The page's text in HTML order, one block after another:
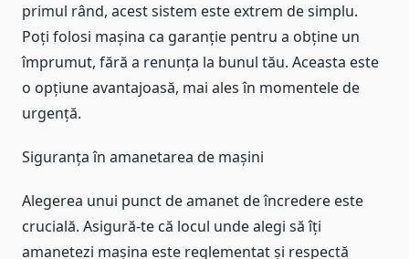
primul rând, acest sistem este extrem de simplu.
Poți folosi mașina ca garanție pentru a obține un
împrumut, fără a renunța la bunul tău. Aceasta este
o opțiune avantajoasă, mai ales în momentele de
urgență.
Siguranța în amanetarea de mașini
Alegerea unui punct de amanet de încredere este
crucială. Asigură-te că locul unde alegi să îți
amanetezi mașina este reglementat și respectă